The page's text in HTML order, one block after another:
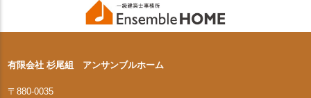
有限会社 杉尾組 アンサンブルホーム
〒880-0035